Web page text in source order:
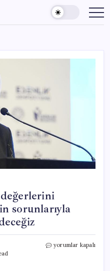
sorunlarıyla
Bakan
yorumlar kapalı